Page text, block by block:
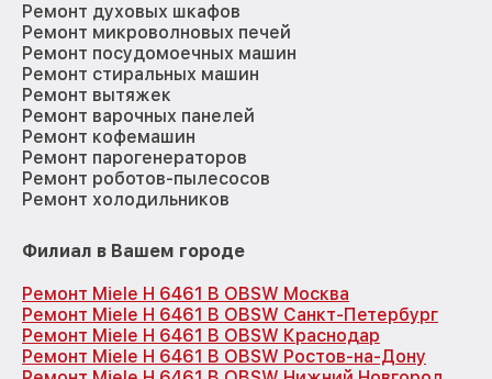
Ремонт духовых шкафов
Ремонт микроволновых печей
Ремонт посудомоечных машин
Ремонт стиральных машин
Ремонт вытяжек
Ремонт варочных панелей
Ремонт кофемашин
Ремонт парогенераторов
Ремонт роботов-пылесосов
Ремонт холодильников
Филиал в Вашем городе
Ремонт Miele H 6461 B OBSW Москва
Ремонт Miele H 6461 B OBSW Санкт-Петербург
Ремонт Miele H 6461 B OBSW Краснодар
Ремонт Miele H 6461 B OBSW Ростов-на-Дону